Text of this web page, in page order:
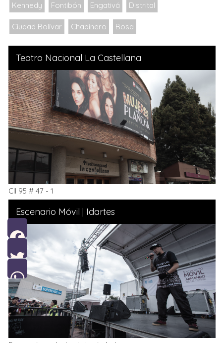
Kennedy Fontibón Engativá Distrital
Ciudad Bolívar Chapinero Bosa
Teatro Nacional La Castellana
Cll 95 # 47 - 1
Escenario Móvil | Idartes
Facebook
Twitter
WhatsApp